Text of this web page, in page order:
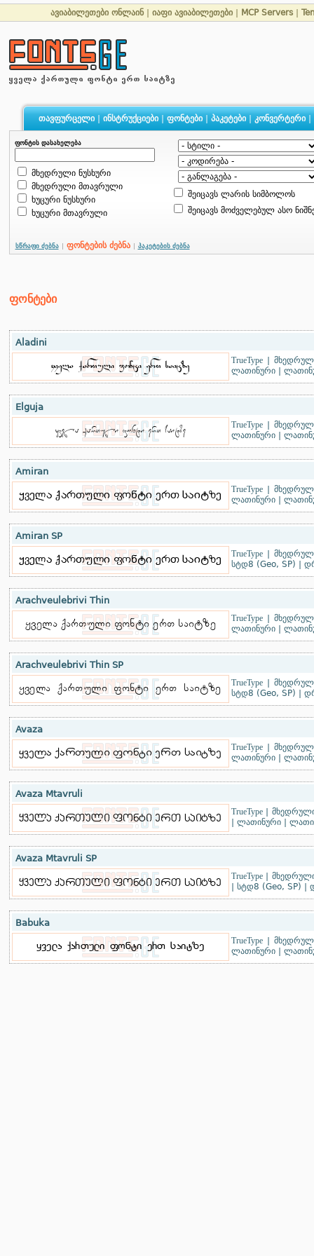
ავიაბილეთები ონლაინ იაფი ავიაბილეთები MCP Servers
თავფურცელი| ინსტრუქციები| ფონტები| პაკეტები| კონვერტერი|
ფონტის დასახელება
მხედრული ნუსხური
მხედრული მთავრული
ხუცური ნუსხური
ხუცური მთავრული
შეიცავს ლარის სიმბოლოს
შეიცავს მოძველებულ ასო
სწრაფი ძებნა ფონტების ძებნა პაკეტების ძებნა
ფონტები
Aladini
TrueType|
ლათინური|
Elguja
TrueType|
ლათინური|
Amiran
TrueType|
ლათინური|
Amiran SP
TrueType|
სტდ8 (Geo, SP)
Arachveulebrivi Thin
TrueType|
ლათინური|
Arachveulebrivi Thin SP
TrueType|
სტდ8 (Geo, SP)
Avaza
TrueType|
ლათინური|
Avaza Mtavruli
TrueType|
ლათინური|
Avaza Mtavruli SP
TrueType|
სტდ8 (Geo, SP)
Babuka
TrueType|
ლათინური|